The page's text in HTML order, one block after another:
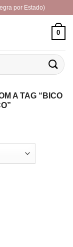
por Estado)
0
A TAG “BICO